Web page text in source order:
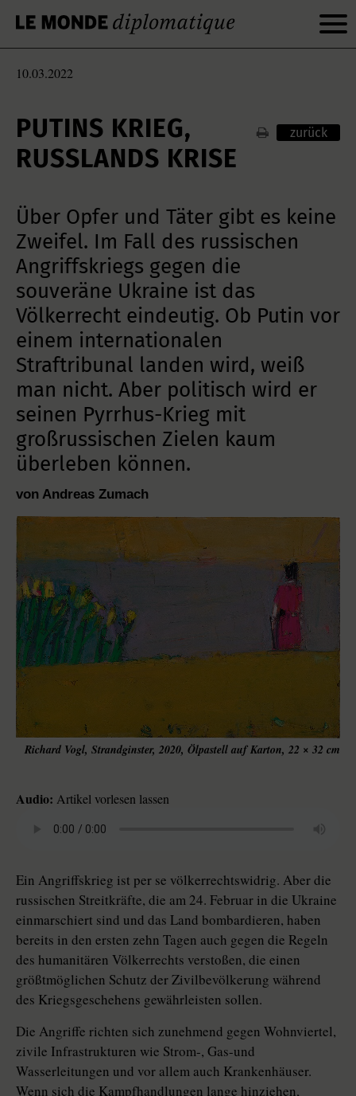
10.03.2022
PUTINS KRIEG,
RUSSLANDS KRISE
zurück
Über Opfer und Täter gibt es keine
Zweifel. Im Fall des russischen
Angriffskriegs gegen die
souveräne Ukraine ist das
Völkerrecht eindeutig. Ob Putin vor
einem internationalen
Straftribunal landen wird, weiß
man nicht. Aber politisch wird er
seinen Pyrrhus-Krieg mit
großrussischen Zielen kaum
überleben können.
von Andreas Zumach
Richard Vogl, Strandginster, 2020, Ölpastell auf Karton, 22 × 32 cm
Audio: Artikel vorlesen lassen
Ein Angriffskrieg ist per se völkerrechtswidrig. Aber die
russischen Streitkräfte, die am 24. Februar in die Ukraine
einmarschiert sind und das Land bombardieren, haben
bereits in den ersten zehn Tagen auch gegen die Regeln
des humanitären Völkerrechts verstoßen, die einen
größtmöglichen Schutz der Zivilbevölkerung während
des Kriegsgeschehens gewährleisten sollen.
Die Angriffe richten sich zunehmend gegen Wohnviertel,
zivile Infrastrukturen wie Strom-, Gas-und
Wasserleitungen und vor allem auch Krankenhäuser.
Wenn sich die Kampfhandlungen lange hinziehen,